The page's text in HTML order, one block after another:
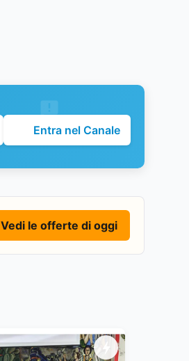
Entra nel Canale
Vedi le offerte di oggi